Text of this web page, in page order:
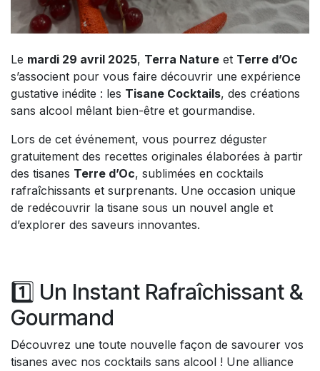
Le mardi 29 avril 2025, Terra Nature et Terre d’Oc
s’associent pour vous faire découvrir une expérience
gustative inédite : les Tisane Cocktails, des créations
sans alcool mêlant bien-être et gourmandise.
Lors de cet événement, vous pourrez déguster
gratuitement des recettes originales élaborées à partir
des tisanes Terre d’Oc, sublimées en cocktails
rafraîchissants et surprenants. Une occasion unique
de redécouvrir la tisane sous un nouvel angle et
d’explorer des saveurs innovantes.
1️⃣ Un Instant Rafraîchissant &
Gourmand
Découvrez une toute nouvelle façon de savourer vos
tisanes avec nos cocktails sans alcool ! Une alliance